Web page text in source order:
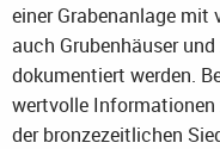
einer Grabenanlage mit
auch Grubenhäuser
dokumentiert werden.
wertvolle
der bronzezeitlichen